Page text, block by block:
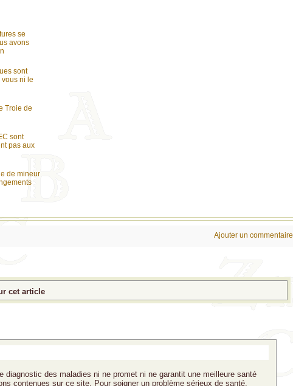
se
avons
sont
ni le
Troie de
sont
pas aux
de mineur
Ajouter un commentaire
cet article
diagnostic des maladies ni ne promet ni ne garantit une meilleure santé
contenues sur ce site. Pour soigner un problème sérieux de santé,